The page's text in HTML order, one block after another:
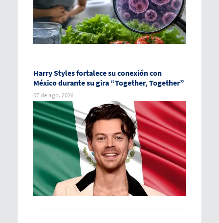
Harry Styles fortalece su conexión con
México durante su gira “Together, Together”
07 de ago, 2026